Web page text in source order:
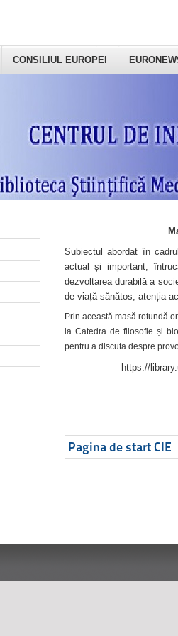
CONSILIUL EUROPEI
Subiectul abordat în
actual și important,
dezvoltarea durabilă a
de viață sănătos, atenția
Prin această masă rotundă
la Catedra de filosofie și
pentru a discuta despre
https://
Pagina de start CIE